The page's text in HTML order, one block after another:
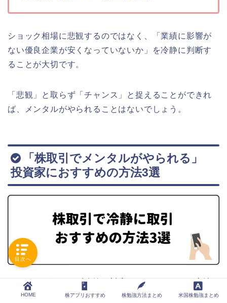
ショック相場に悲観するのではなく、「業績に影響が
ない優良企業が安くなっていないか」を冷静に判断す
ることが大切です。
「悲観」と取らず「チャンス」と捉えることができれ
ば、メンタルがやられることはないでしょう。
「株取引でメンタルがやられる」
投資家におすすめの方法3選
メンタルがやられず冷静に対応できるおすすめの方法
を解説します。
HOME 株アプリおすすめ 株勉強方法まとめ 米国株勉強まとめ
目次へ